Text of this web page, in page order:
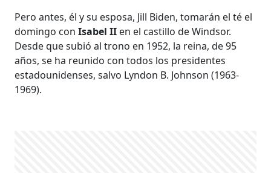
Pero antes, él y su esposa, Jill Biden, tomarán el té el
domingo conIsabel II en el castillo de Windsor.
Desde que subió al trono en 1952, la reina, de 95
años, se ha reunido con todos los presidentes
estadounidenses, salvo Lyndon B. Johnson (1963-
1969).